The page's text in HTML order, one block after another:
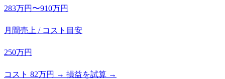
283万円〜910万円
月間売上 / コスト目安
250万円
コスト 82万円 → 損益を試算 →